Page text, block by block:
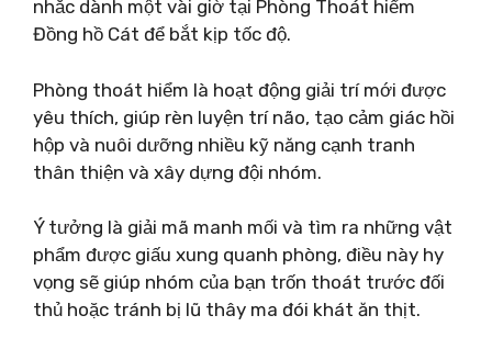
nhắc dành một vài giờ tại Phòng Thoát hiểm
Đồng hồ Cát để bắt kịp tốc độ.
Phòng thoát hiểm là hoạt động giải trí mới được
yêu thích, giúp rèn luyện trí não, tạo cảm giác hồi
hộp và nuôi dưỡng nhiều kỹ năng cạnh tranh
thân thiện và xây dựng đội nhóm.
Ý tưởng là giải mã manh mối và tìm ra những vật
phẩm được giấu xung quanh phòng, điều này hy
vọng sẽ giúp nhóm của bạn trốn thoát trước đối
thủ hoặc tránh bị lũ thây ma đói khát ăn thịt.